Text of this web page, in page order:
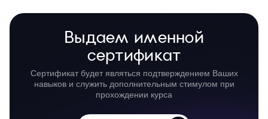
Выдаем именной
сертификат
Сертификат будет являться подтверждением Ваших
навыков и служить дополнительным стимулом при
прохождении курса